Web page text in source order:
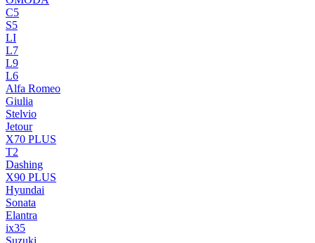
C5
S5
LI
L7
L9
L6
Alfa Romeo
Giulia
Stelvio
Jetour
X70 PLUS
T2
Dashing
X90 PLUS
Hyundai
Sonata
Elantra
ix35
Suzuki